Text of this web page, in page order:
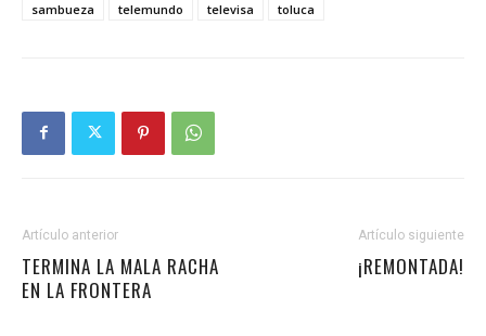
sambueza
telemundo televisa toluca
Artículo anterior
TERMINA LA MALA RACHA
EN LA FRONTERA
Artículo siguiente
¡REMONTADA!